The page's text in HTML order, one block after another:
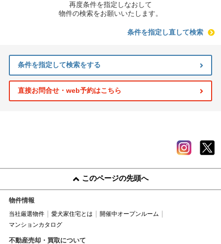
再度条件を指定しなおして
物件の検索をお願いいたします。
条件を指定し直して検索
条件を指定して検索をする
直接お問合せ・web予約はこちら
このページの先頭へ
物件情報
当社厳選物件 愛犬家住宅とは
開催中オープンルーム
マンションカタログ
不動産売却・買取について